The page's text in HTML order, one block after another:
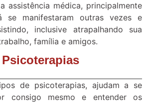
assistência médica, principalmente
se manifestaram outras vezes e
inclusive atrapalhando sua
família e amigos.
Psicoterapias
de psicoterapias, ajudam a se
consigo mesmo e entender os